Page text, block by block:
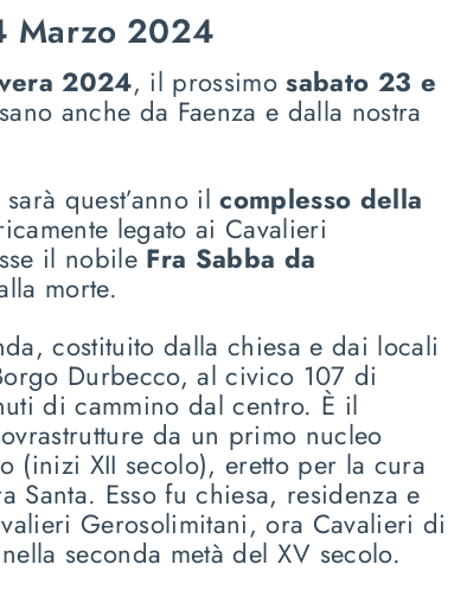
Marzo 2024
2024, il prossimo sabato 23 e
anche da Faenza e dalla nostra
quest’anno ilcomplesso della
legato ai Cavalieri
il nobile Fra Sabba da
morte.
costituito dalla chiesa e dai locali
Durbecco, al civico 107 di
di cammino dal centro. È il
da un primo nucleo
(inizi XII secolo), eretto per la cura
Esso fu chiesa, residenza e
Gerosolimitani, ora Cavalieri di
seconda metà del XV secolo.